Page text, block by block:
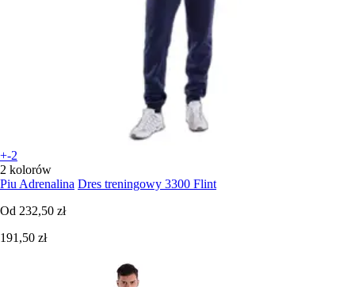
+-2
2 kolorów
Piu Adrenalina Dres treningowy 3300 Flint
Od 232,50 zł
191,50 zł